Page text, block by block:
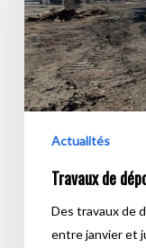
Actualités
Travaux de
Des travaux de
entre janvier et